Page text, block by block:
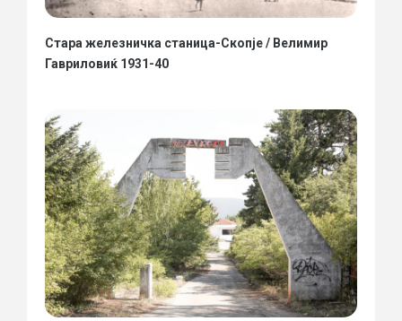
Стара железничка станица-Скопје / Велимир
Гавриловиќ 1931-40